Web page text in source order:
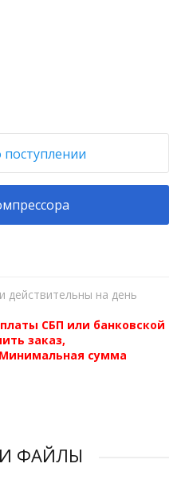
на день
СБП или банковской
заказ,
сумма
ФАЙЛЫ